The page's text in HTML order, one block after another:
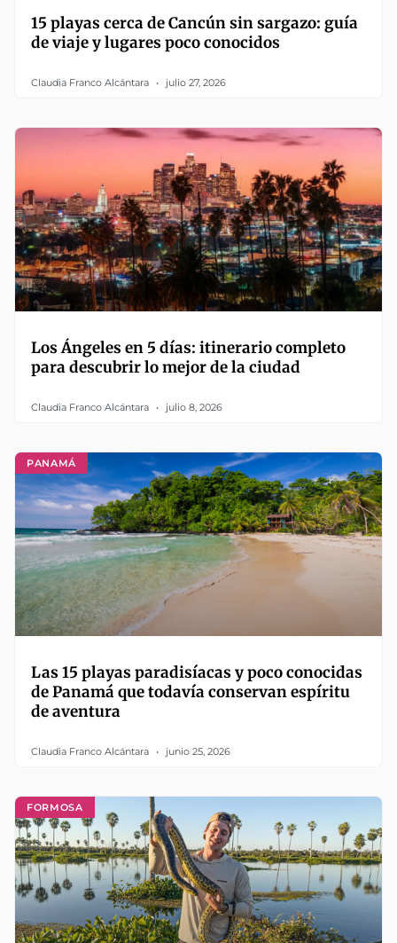
15 playas cerca de Cancún sin sargazo: guía
de viaje y lugares poco conocidos
Claudia Franco Alcántara julio 27, 2026
Los Ángeles en 5 días: itinerario completo
para descubrir lo mejor de la ciudad
Claudia Franco Alcántara julio 8, 2026
PANAMÁ
Las 15 playas paradisíacas y poco conocidas
de Panamá que todavía conservan espíritu
de aventura
Claudia Franco Alcántara junio 25, 2026
FORMOSA